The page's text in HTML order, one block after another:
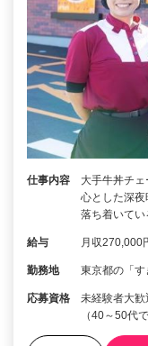
仕事内容
大手牛丼チ
心とした深
落ち着いて
給与 月収270,000
勤務地 東京都の「
応募資格
未経験者大
（40～50代